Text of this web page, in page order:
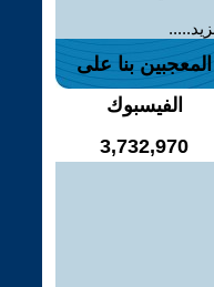
المعجبين بنا على
الفيسبوك
3,732,970